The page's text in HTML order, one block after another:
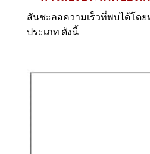
สันชะลอความเร็วที่พบได้โดย
ประเภท ดังนี้